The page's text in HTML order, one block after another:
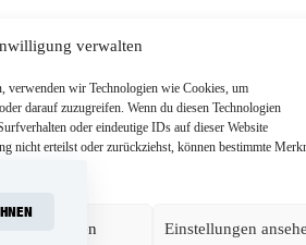
verwalten
verwenden wir Technologien wie Cookies, um
darauf zuzugreifen. Wenn du diesen Technologien
oder eindeutige IDs auf dieser Website
nicht erteilst oder zurückziehst, können bestimmte
Ablehnen Einstellungen